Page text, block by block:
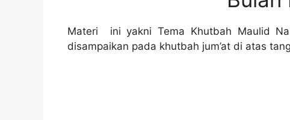
Materi ini yakni Tema Khutbah Maulid
disampaikan pada khutbah jum’at di atas